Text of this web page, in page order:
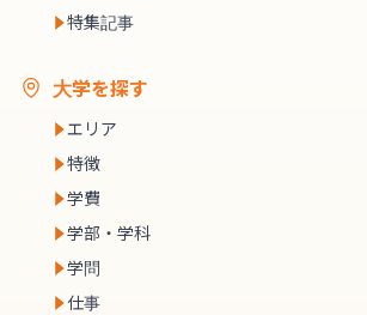
特集記事
大学を探す
エリア
特徴
学費
学部・学科
学問
仕事